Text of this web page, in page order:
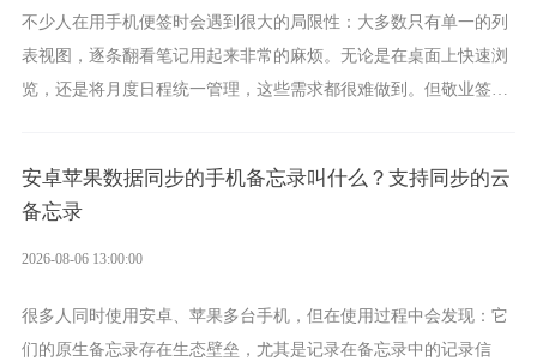
不少人在用手机便签时会遇到很大的局限性：大多数只有单一的列
表视图，逐条翻看笔记用起来非常的麻烦。无论是在桌面上快速浏
览，还是将月度日程统一管理，这些需求都很难做到。但敬业签作
安卓苹果数据同步的手机备忘录叫什么？支持同步的云
备忘录
2026-08-06 13:00:00
很多人同时使用安卓、苹果多台手机，但在使用过程中会发现：它
们的原生备忘录存在生态壁垒，尤其是记录在备忘录中的记录信